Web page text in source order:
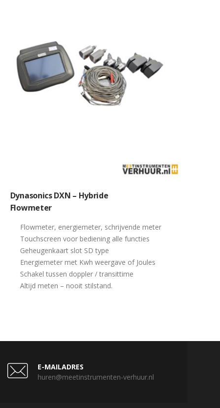
Dynasonics DXN – Hybride
Flowmeter
Flowmeter, energiemeter, schrijvende meter
Touchscreen voor bediening alle functies
Geheugenkaart slot SD type
Energiemeter met Kwh weergave of Joules
Schakel tussen doppler / transittime
Altijd meten – nooit stilstand.
E-MAILADRES
huren@meetinstrumenten-verhuur.nl